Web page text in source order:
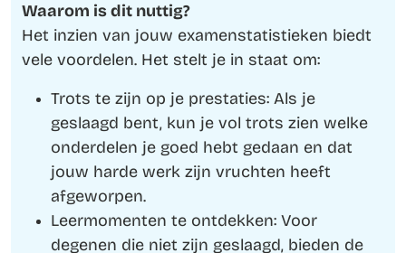
Waarom is dit nuttig?
Het inzien van jouw examenstatistieken biedt
vele voordelen. Het stelt je in staat om:
Trots te zijn op je prestaties: Als je
geslaagd bent, kun je vol trots zien welke
onderdelen je goed hebt gedaan en dat
jouw harde werk zijn vruchten heeft
afgeworpen.
Leermomenten te ontdekken: Voor
degenen die niet zijn geslaagd, bieden de